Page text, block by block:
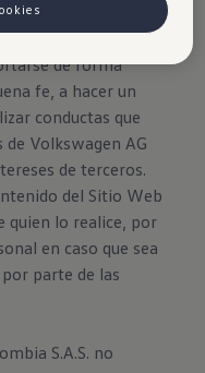
Sitio Web, el
de forma
fe, a hacer un
conductas que
Volkswagen AG
de terceros.
del Sitio Web
quien lo realice, por
en caso que sea
parte de las
S.A.S. no